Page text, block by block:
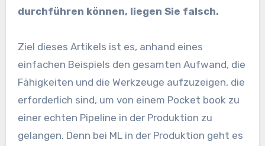
durchführen können, liegen Sie falsch.
Ziel dieses Artikels ist es, anhand eines
einfachen Beispiels den gesamten Aufwand, die
Fähigkeiten und die Werkzeuge aufzuzeigen, die
erforderlich sind, um von einem Pocket book zu
einer echten Pipeline in der Produktion zu
gelangen. Denn bei ML in der Produktion geht es